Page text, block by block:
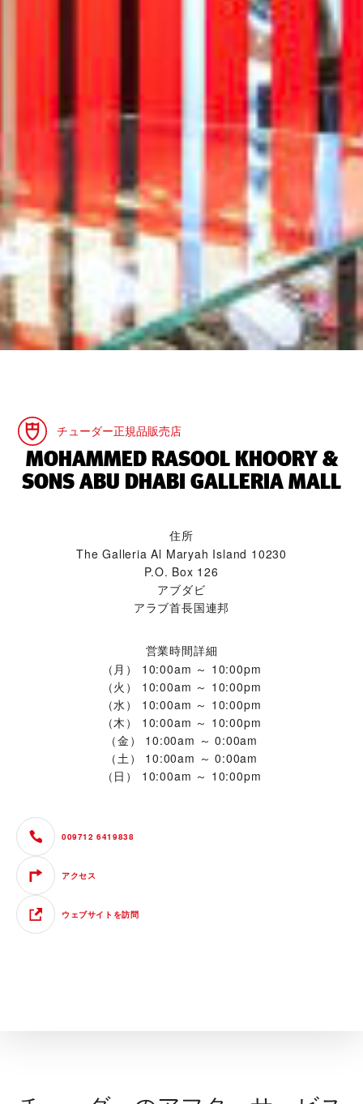
チューダー正規品販売店
‭MOHAMMED RASOOL KHOORY &
SONS ABU DHABI GALLERIA MALL‬
住所
The Galleria Al Maryah Island 10230
P.O. Box 126
アブダビ
アラブ首長国連邦
営業時間詳細
（月）
10:00am ～ 10:00pm
（火）
10:00am ～ 10:00pm
（水）
10:00am ～ 10:00pm
（木）
10:00am ～ 10:00pm
（金）
10:00am ～ 0:00am
（土）
10:00am ～ 0:00am
（日）
10:00am ～ 10:00pm
009712 6419838
アクセス
ウェブサイトを訪問